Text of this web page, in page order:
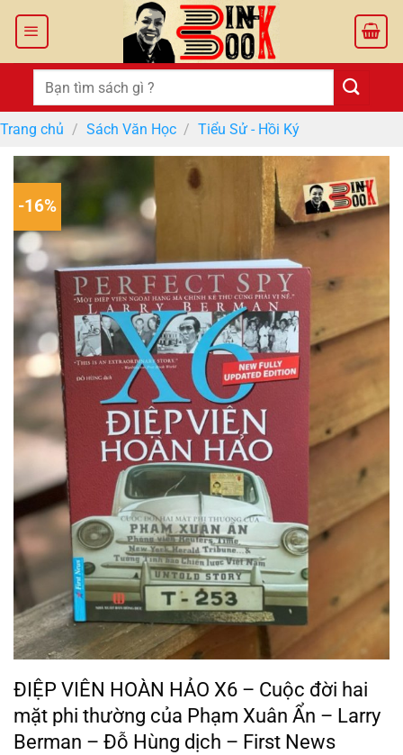
Tìm
kiếm:
Trang chủ / Sách Văn Học / Tiểu Sử - Hồi Ký
-16%
ĐIỆP VIÊN HOÀN HẢO X6 – Cuộc đời hai
mặt phi thường của Phạm Xuân Ẩn – Larry
Berman – Đỗ Hùng dịch – First News